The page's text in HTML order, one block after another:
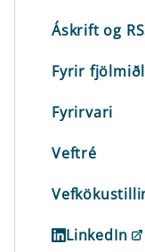
Áskrift og
Fyrir
Fyrirvari
Veftré
LinkedIn